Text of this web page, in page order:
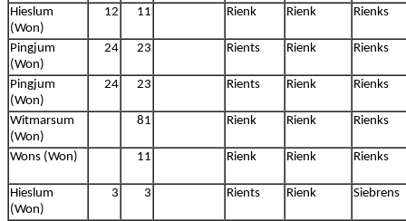
Hieslum
(Won)
12 11 Rienk Rienk Rienks
Pingjum
(Won)
24 23 Rients Rienk Rienks
Pingjum
(Won)
24 23 Rients Rienk Rienks
Witmarsum
(Won)
81 Rienk Rienk Rienks
Wons (Won) 11 Rienk Rienk Rienks
Hieslum
(Won)
3 3 Rients Rienk Siebrens